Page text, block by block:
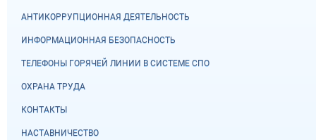
АНТИКОРРУПЦИОННАЯ ДЕЯТЕЛЬНОСТЬ
ИНФОРМАЦИОННАЯ БЕЗОПАСНОСТЬ
ТЕЛЕФОНЫ ГОРЯЧЕЙ ЛИНИИ В СИСТЕМЕ СПО
ОХРАНА ТРУДА
КОНТАКТЫ
НАСТАВНИЧЕСТВО